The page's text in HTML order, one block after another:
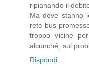
ripianando il
Ma dove stanno
rete bus
troppo vicine
alcunché, sul
Rispondi